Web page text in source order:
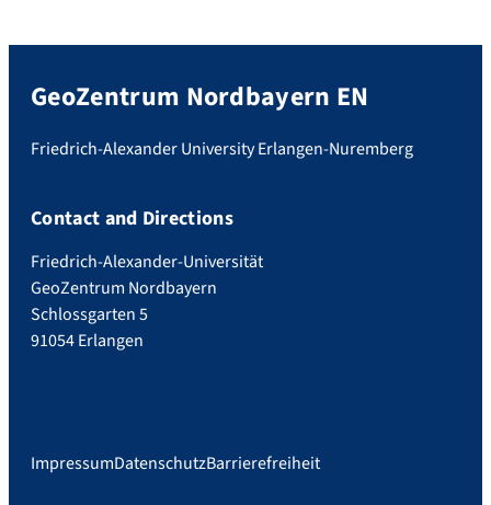
GeoZentrum Nordbayern EN
Friedrich-Alexander University Erlangen-Nuremberg
Contact and Directions
Friedrich-Alexander-Universität
GeoZentrum Nordbayern
Schlossgarten 5
91054 Erlangen
ImpressumDatenschutzBarrierefreiheit